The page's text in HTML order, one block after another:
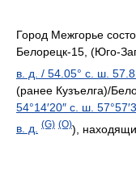
Город Межгорье
Белорецк-15, (Юго-
в. д. / 54.05° с. ш.
(ранее Кузъелга)/
54°14′20″ с. ш.
в. д. (G) (O)),